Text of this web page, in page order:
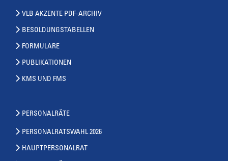
VLB AKZENTE PDF-ARCHIV
BESOLDUNGSTABELLEN
FORMULARE
PUBLIKATIONEN
KMS UND FMS
PERSONALRÄTE
PERSONALRATSWAHL 2026
HAUPTPERSONALRAT